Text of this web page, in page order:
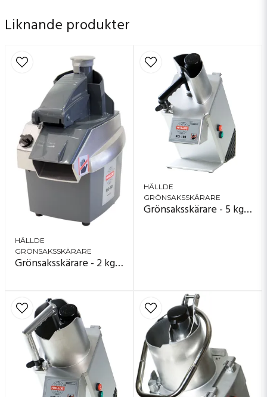
Liknande produkter
HÄLLDE
GRÖNSAKSSKÄRARE
Grönsaksskärare - 2 kg/minut - RG-50
HÄLLDE
GRÖNSAKSSKÄRARE
Grönsaksskärare - 5 kg/minut - RG-100